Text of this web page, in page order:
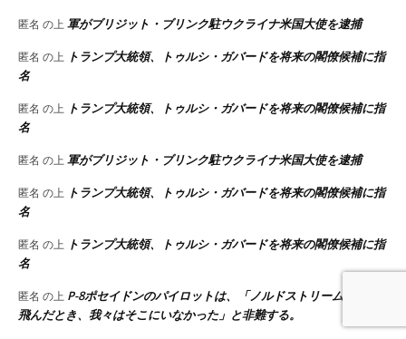
匿名 の上 軍がブリジット・ブリンク駐ウクライナ米国大使を逮捕
匿名 の上 トランプ大統領、トゥルシ・ガバードを将来の閣僚候補に指
名
匿名 の上 トランプ大統領、トゥルシ・ガバードを将来の閣僚候補に指
名
匿名 の上 軍がブリジット・ブリンク駐ウクライナ米国大使を逮捕
匿名 の上 トランプ大統領、トゥルシ・ガバードを将来の閣僚候補に指
名
匿名 の上 トランプ大統領、トゥルシ・ガバードを将来の閣僚候補に指
名
匿名 の上 P-8ポセイドンのパイロットは、「ノルドストリームが吹っ
飛んだとき、我々はそこにいなかった」と非難する。